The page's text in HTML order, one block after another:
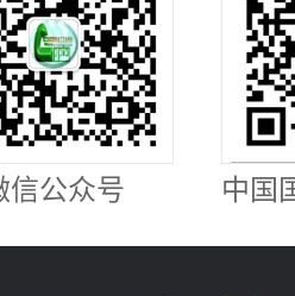
信公众号 中国